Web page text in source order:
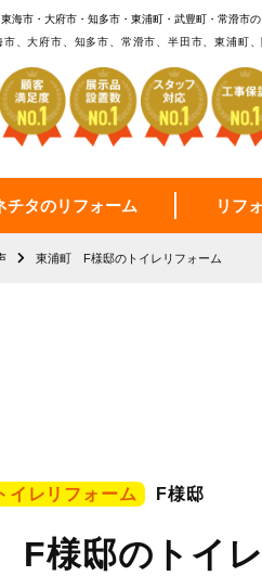
海市・大府市・知多市・東浦町・武豊町・常滑市
、大府市、知多市、常滑市、半田市、東浦町
チタのリフォーム リフ
東浦町 F様邸のトイレリフォーム
トイレリフォーム F様邸
様邸のトイ